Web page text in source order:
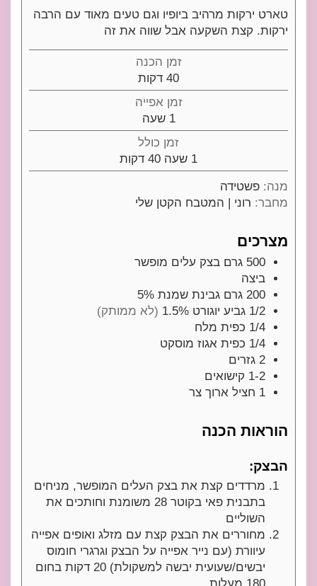
טארט ירקות מרהיב ביופיו וגם טעים מאוד עם הרבה
ירקות. קצת השקעה אבל שווה את זה
זמן הכנה
40דקות
דקות
זמן אפייה
1 שעה
שעה
זמן כולל
1 שעה
שעה 40דקות
דקות
מנה: פשטידה
מחבר: רוני | המטבח הקטן שלי
מצרכים
500 גרם בצק עלים מופשר
ביצה
200 גרם גבינת שמנת 5%
1/2 גביע יוגורט 1.5%
(לא ממותק)
1/4 כפית מלח
1/4 כפית אגוז מוסקט
2 גזרים
1-2 קישואים
1 חציל ארוך צר
הוראות הכנה
הבצק:
מרדדים קצת את בצק העלים המופשר, מניחים
בתבנית פאי בקוטר 28 משומנת וחותכים את
השוליים
מחוררים את הבצק קצת עם מזלג ואופים אפייה
עיוורת (עם נייר אפייה על הבצק וגרגרי חומוס
יבשים/שעועית יבשה למשקולת) 20 דקות בחום
180 מעלות